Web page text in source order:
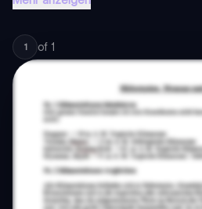
1 of 1